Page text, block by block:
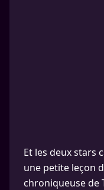
Et les deux stars
une petite leçon
chroniqueuse de